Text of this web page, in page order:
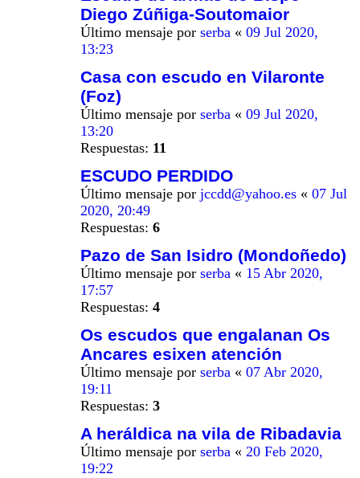
Diego Zúñiga-Soutomaior
Último mensaje por serba « 09 Jul 2020,
13:23
Casa con escudo en Vilaronte
(Foz)
Último mensaje por serba « 09 Jul 2020,
13:20
Respuestas: 11
ESCUDO PERDIDO
Último mensaje por jccdd@yahoo.es « 07 Jul
2020, 20:49
Respuestas: 6
Pazo de San Isidro (Mondoñedo)
Último mensaje por serba « 15 Abr 2020,
17:57
Respuestas: 4
Os escudos que engalanan Os
Ancares esixen atención
Último mensaje por serba « 07 Abr 2020,
19:11
Respuestas: 3
A heráldica na vila de Ribadavia
Último mensaje por serba « 20 Feb 2020,
19:22